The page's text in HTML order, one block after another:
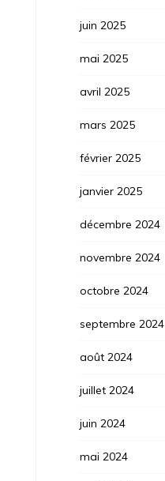
juin 2025
mai 2025
avril 2025
mars 2025
février 2025
janvier 2025
décembre 2024
novembre 2024
octobre 2024
septembre 2024
août 2024
juillet 2024
juin 2024
mai 2024